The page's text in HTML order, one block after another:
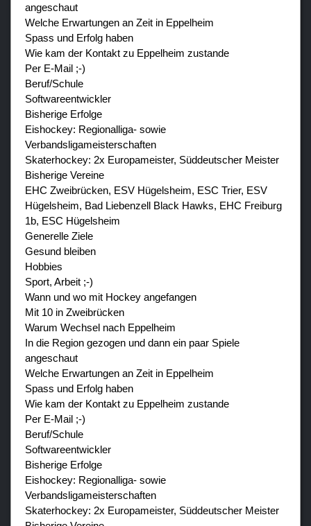
angeschaut
Welche Erwartungen an Zeit in Eppelheim
Spass und Erfolg haben
Wie kam der Kontakt zu Eppelheim zustande
Per E-Mail ;-)
Beruf/Schule
Softwareentwickler
Bisherige Erfolge
Eishockey: Regionalliga- sowie
Verbandsligameisterschaften
Skaterhockey: 2x Europameister, Süddeutscher Meister
Bisherige Vereine
EHC Zweibrücken, ESV Hügelsheim, ESC Trier, ESV
Hügelsheim, Bad Liebenzell Black Hawks, EHC Freiburg
1b, ESC Hügelsheim
Generelle Ziele
Gesund bleiben
Hobbies
Sport, Arbeit ;-)
Wann und wo mit Hockey angefangen
Mit 10 in Zweibrücken
Warum Wechsel nach Eppelheim
In die Region gezogen und dann ein paar Spiele
angeschaut
Welche Erwartungen an Zeit in Eppelheim
Spass und Erfolg haben
Wie kam der Kontakt zu Eppelheim zustande
Per E-Mail ;-)
Beruf/Schule
Softwareentwickler
Bisherige Erfolge
Eishockey: Regionalliga- sowie
Verbandsligameisterschaften
Skaterhockey: 2x Europameister, Süddeutscher Meister